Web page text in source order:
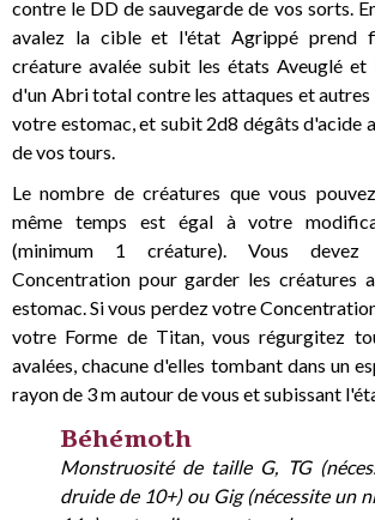
contre le DD de sauvegarde de vos sorts.
avalez la cible et l'état Agrippé prend
créature avalée subit les états Aveuglé et
d'un Abri total contre les attaques et
votre estomac, et subit 2d8 dégâts d'acide
de vos tours.
Le nombre de créatures que vous
même temps est égal à votre
(minimum 1 créature). Vous devez
Concentration pour garder les créatures
estomac. Si vous perdez votre
votre Forme de Titan, vous régurgitez
avalées, chacune d'elles tombant dans un
rayon de 3 m autour de vous et subissant
Béhémoth
Monstruosité de taille G, TG
druide de 10+) ou Gig (nécessite un